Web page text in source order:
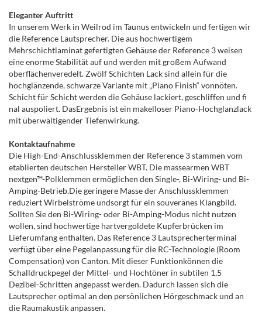
Eleganter Auftritt
In unserem Werk in Weilrod im Taunus entwickeln und fertigen wir
die Reference Lautsprecher. Die aus hochwertigem
Mehrschichtlaminat gefertigten Gehäuse der Reference 3 weisen
eine enorme Stabilität auf und werden mit großem Aufwand
oberflächenveredelt. Zwölf Schichten Lack sind allein für die
hochglänzende, schwarze Variante mit „Piano Finish“ vonnöten.
Schicht für Schicht werden die Gehäuse lackiert, geschliffen und fi
nal auspoliert. DasErgebnis ist ein makelloser Piano-Hochglanzlack
mit überwältigender Tiefenwirkung.
Kontaktaufnahme
Die High-End-Anschlussklemmen der Reference 3 stammen vom
etablierten deutschen Hersteller WBT. Die massearmen WBT
nextgen™-Polklemmen ermöglichen den Single-, Bi-Wiring- und Bi-
Amping-Betrieb.Die geringere Masse der Anschlussklemmen
reduziert Wirbelströme undsorgt für ein souveränes Klangbild.
Sollten Sie den Bi-Wiring- oder Bi-Amping-Modus nicht nutzen
wollen, sind hochwertige hartvergoldete Kupferbrücken im
Lieferumfang enthalten. Das Reference 3 Lautsprecherterminal
verfügt über eine Pegelanpassung für die RC-Technologie (Room
Compensation) von Canton. Mit dieser Funktionkönnen die
Schalldruckpegel der Mittel- und Hochtöner in subtilen 1,5
Dezibel-Schritten angepasst werden. Dadurch lassen sich die
Lautsprecher optimal an den persönlichen Hörgeschmack und an
die Raumakustik anpassen.